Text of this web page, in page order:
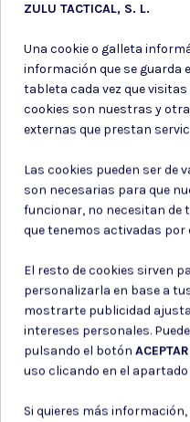
Suscríbete
información de
Consiento el uso de mis
Política de privacidad
Consiento el uso de mis
de su entidad.
ZULU TACTICAL, S. L.
Una cookie o galleta
información que se guarda
tableta cada vez que
cookies son nuestras y
externas que prestan
Las cookies pueden ser de
son necesarias para que
funcionar, no necesitan de
que tenemos activadas por
El resto de cookies sirven
personalizarla en base a
mostrarte publicidad
intereses personales.
pulsando el botón ACEPTAR
uso clicando en el apartado
Si quieres más